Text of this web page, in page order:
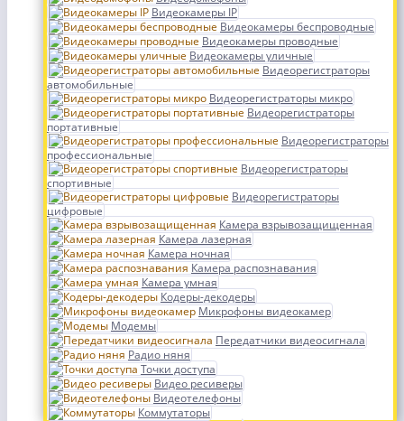
Видеокамеры IP
Видеокамеры беспроводные
Видеокамеры проводные
Видеокамеры уличные
Видеорегистраторы
автомобильные
Видеорегистраторы микро
Видеорегистраторы
портативные
Видеорегистраторы
профессиональные
Видеорегистраторы
спортивные
Видеорегистраторы
цифровые
Камера взрывозащищенная
Камера лазерная
Камера ночная
Камера распознавания
Камера умная
Кодеры-декодеры
Микрофоны видеокамер
Модемы
Передатчики видеосигнала
Радио няня
Точки доступа
Видео ресиверы
Видеотелефоны
Коммутаторы